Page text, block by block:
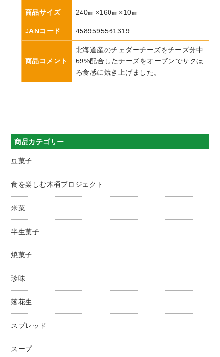
商品サイズ 240㎜×160㎜×10㎜
JANコード 4589595561319
商品コメント
北海道産のチェダーチーズをチーズ分中
69%配合したチーズをオーブンでサクほ
ろ食感に焼き上げました。
商品カテゴリー
豆菓子
食を楽しむ木桶プロジェクト
米菓
半生菓子
焼菓子
珍味
落花生
スプレッド
スープ